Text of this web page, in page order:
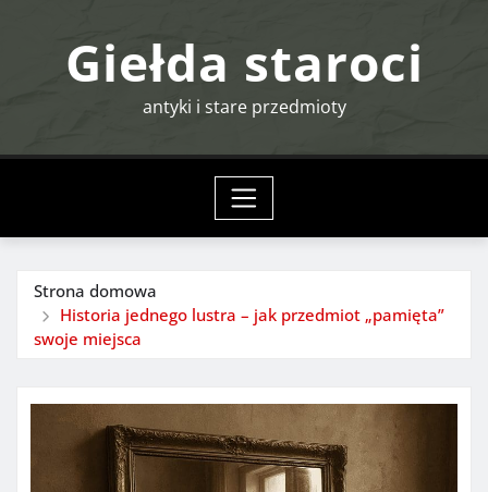
Giełda staroci
antyki i stare przedmioty
Strona domowa
Historia jednego lustra – jak przedmiot „pamięta”
swoje miejsca